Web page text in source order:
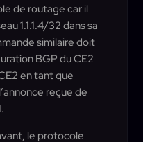
de routage car il
1.1.1.4/32 dans sa
similaire doit
BGP du CE2
en tant que
reçue de
le protocole